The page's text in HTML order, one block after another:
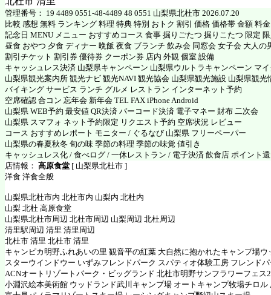
管理番号： 19 4489 0551-48-4489 48 0551 山梨県北杜市 2026.07.20
比較 感想 無料 ランキング 料理 特典 特別 おトク 割引 価格 価格帯 金額 料
記念日 MENU メニュー おすすめコース 食事 掘りごたつ 掘りこたつ 限定
昼食 おやつ 夕食 ディナー 晩飯 夜食 ブランチ 飲み会 同窓会 女子会 大人の
割引チケット 割引券 優待券 クーポン券 店内 外観 個室 設備
キャッシュレス決済 山梨県キャンペーン 山梨県ウルトラキャンペーン マ
山梨県観光案内所 観光ナビ 観光NAVI 観光協会 山梨県観光施設 山梨県観光
バイキング サービス ランチ グルメ レストラン インターネット予約
空席確認 合コン 忘年会 新年会 TEL FAX iPhone Android
山梨県 WEB予約 最安値 QR決済 バーコード決済 電子マネー 財布 二次会
山梨県 スマフォ ネット予約限定 リクエスト予約 空席状況 レビュー
コース おすすめレポート モニター / ぐるなび 山梨県 フリーペーパー
山梨県の春夏秋冬 旬の味 季節の料理 季節の味覚 値引き
キャッシュレス化 / 食べログ / 一休レストラン / 電子決済 飲食店 ポイント
店情報： 高原食堂 [ 山梨県北杜市 ]
洋食 洋食全般
山梨県北杜市内 北杜市内 山梨内 北杜内
山梨 北杜 高原食堂
山梨県北杜市周辺 北杜市周辺 山梨周辺 北杜周辺
清里駅周辺 清里 清里周辺
北杜市 清里 北杜市 清里
キャンピカ明野ふれあいの里 観音平の紅葉 大自然に抱かれたキャンプ場ウ
スターウインドウー いずみフレンドパーク スパティオ体験工房 フレンド
ACNオートリゾートパーク・ビッグランド 北杜市明野サンフラワーフェス
小淵沢絵本美術館 ウッドランド武川キャンプ場 オートキャンプ牧場チロル